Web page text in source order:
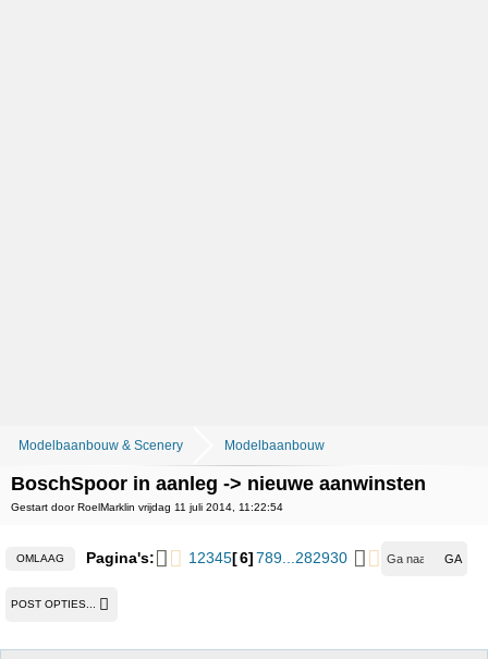
Modelbaanbouw & Scenery Modelbaanbouw
BoschSpoor in aanleg -> nieuwe aanwinsten
Gestart door RoelMarklin vrijdag 11 juli 2014, 11:22:54
OMLAAG Pagina's: 12345 6 789...282930
POST OPTIES...